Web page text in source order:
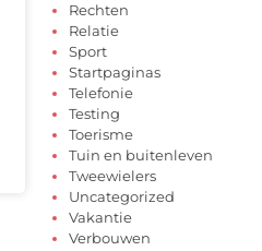
Rechten
Relatie
Sport
Startpaginas
Telefonie
Testing
Toerisme
Tuin en buitenleven
Tweewielers
Uncategorized
Vakantie
Verbouwen